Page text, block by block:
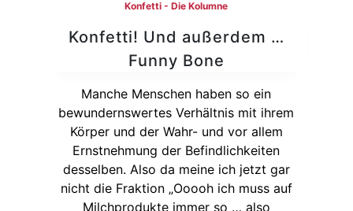
Konfetti - Die Kolumne
Konfetti! Und außerdem …
Funny Bone
Manche Menschen haben so ein
bewundernswertes Verhältnis mit ihrem
Körper und der Wahr- und vor allem
Ernstnehmung der Befindlichkeiten
desselben. Also da meine ich jetzt gar
nicht die Fraktion „Ooooh ich muss auf
Milchprodukte immer so … also